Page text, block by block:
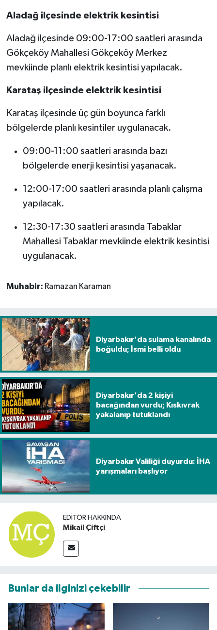
Aladağ ilçesinde elektrik kesintisi
Aladağ ilçesinde 09:00-17:00 saatleri arasında
Gökçeköy Mahallesi Gökçeköy Merkez
mevkiinde planlı elektrik kesintisi yapılacak.
Karataş ilçesinde elektrik kesintisi
Karataş ilçesinde üç gün boyunca farklı
bölgelerde planlı kesintiler uygulanacak.
09:00-11:00 saatleri arasında bazı
bölgelerde enerji kesintisi yaşanacak.
12:00-17:00 saatleri arasında planlı çalışma
yapılacak.
12:30-17:30 saatleri arasında Tabaklar
Mahallesi Tabaklar mevkiinde elektrik kesintisi
uygulanacak.
Muhabir: Ramazan Karaman
Diyarbakır'da sulama kanalında
boğuldu; İsmi belli oldu
Diyarbakır'da 2 kişiyi
bacağından vurdu; Kıskıvrak
yakalanıp tutuklandı
Diyarbakır Valiliği duyurdu: İHA
yarışmaları başlıyor
EDITÖR HAKKINDA
Mikail Çiftçi
Bunlar da ilginizi çekebilir